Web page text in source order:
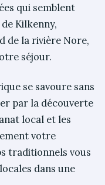
qui semblent
Kilkenny,
de la rivière Nore,
séjour.
se savoure sans
par la découverte
local et les
votre
traditionnels vous
dans une